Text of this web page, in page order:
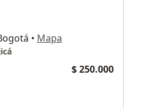
• Mapa
$ 250.000